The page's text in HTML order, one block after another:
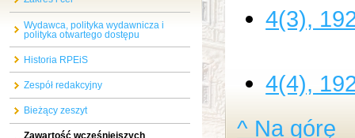
Wydawca, polityka wydawnicza i
polityka otwartego dostępu
Historia RPEiS
Zespół redakcyjny
Bieżący zeszyt
4(3),
4(4),
^ Na górę